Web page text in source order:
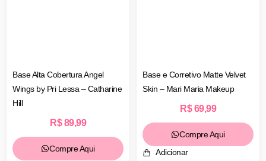
Base Alta Cobertura Angel
Wings by Pri Lessa – Catharine
Hill
R$89,99
Compre Aqui
Base e Corretivo Matte Velvet
Skin – Mari Maria Makeup
R$69,99
Compre Aqui
Adicionar